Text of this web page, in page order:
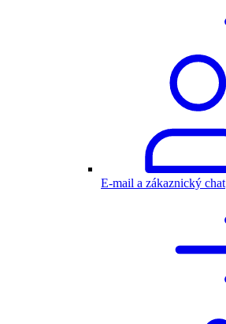
E-mail a zákaznický chat